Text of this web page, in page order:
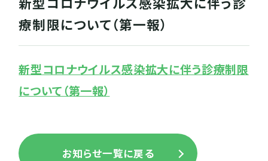
療制限について（第一報）
新型コロナウイルス感染拡大に伴う診療制限
について（第一報）
お知らせ一覧に戻る